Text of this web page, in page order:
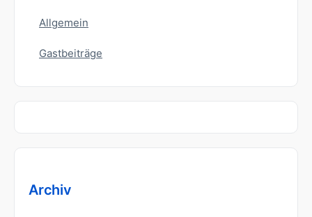
Allgemein
Gastbeiträge
Archiv